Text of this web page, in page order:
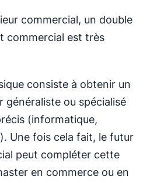
commercial, un double
commercial est très
consiste à obtenir un
généraliste ou spécialisé
(informatique,
Une fois cela fait, le futur
peut compléter cette
en commerce ou en